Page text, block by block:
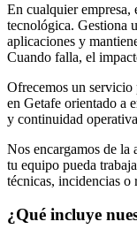
En cualquier empresa,
tecnológica. Gestiona
aplicaciones y
Cuando falla, el
Ofrecemos un servicio
en Getafe orientado a
y continuidad
Nos encargamos de la
tu equipo pueda
técnicas, incidencias o
¿Qué incluye